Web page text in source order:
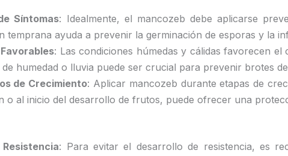
Síntomas: Idealmente, el mancozeb debe aplicarse
temprana ayuda a prevenir la germinación de esporas y la
: Las condiciones húmedas y cálidas favorecen
humedad o lluvia puede ser crucial para prevenir brotes
de Crecimiento: Aplicar mancozeb durante etapas de
o al inicio del desarrollo de frutos, puede ofrecer una
: Para evitar el desarrollo de resistencia, es